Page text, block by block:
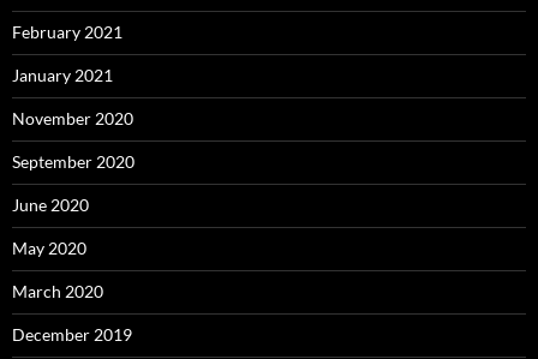
February 2021
January 2021
November 2020
September 2020
June 2020
May 2020
March 2020
December 2019